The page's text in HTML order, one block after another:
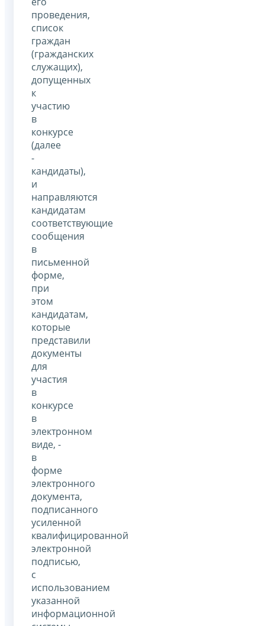
проведения,
список
граждан
(гражданских
служащих),
допущенных
к
участию
в
конкурсе
(далее
-
кандидаты),
и
направляются
кандидатам
соответствующие
сообщения
в
письменной
форме,
при
этом
кандидатам,
которые
представили
документы
для
участия
в
конкурсе
в
электронном
виде, -
в
форме
электронного
документа,
подписанного
усиленной
квалифицированной
электронной
подписью,
с
использованием
указанной
информационной